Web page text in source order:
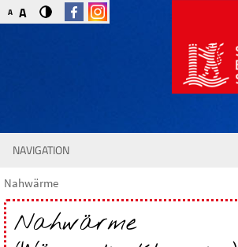
A A
NAVIGATION
Nahwärme
Nahwärme